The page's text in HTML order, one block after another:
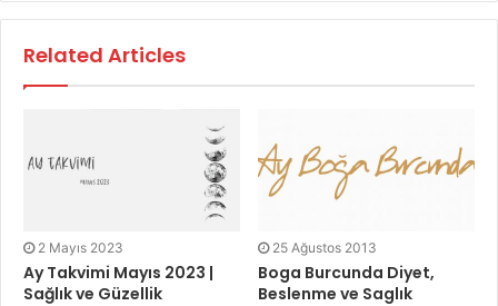
Related Articles
2 Mayıs 2023
Ay Takvimi Mayıs 2023 |
Sağlık ve Güzellik
25 Ağustos 2013
Boga Burcunda Diyet,
Beslenme ve Saglık